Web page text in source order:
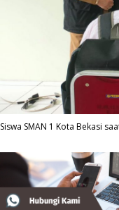
Siswa SMAN 1 Kota Bekasi